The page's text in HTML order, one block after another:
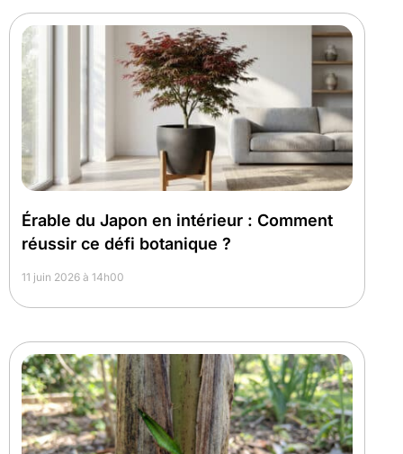
Érable du Japon en intérieur : Comment
réussir ce défi botanique ?
11 juin 2026 à 14h00